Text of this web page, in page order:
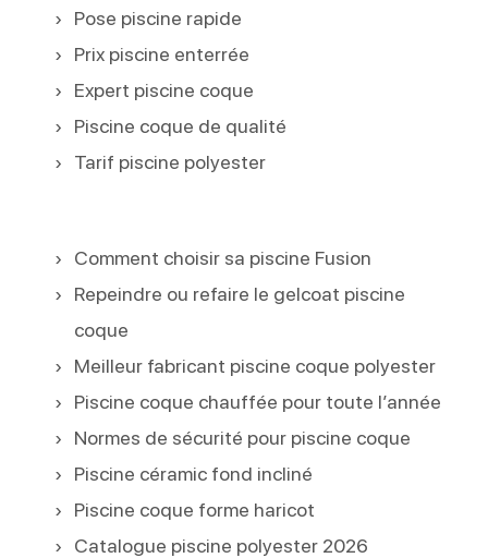
Pose piscine rapide
Prix piscine enterrée
Expert piscine coque
Piscine coque de qualité
Tarif piscine polyester
Comment choisir sa piscine Fusion
Repeindre ou refaire le gelcoat piscine
coque
Meilleur fabricant piscine coque polyester
Piscine coque chauffée pour toute l’année
Normes de sécurité pour piscine coque
Piscine céramic fond incliné
Piscine coque forme haricot
Catalogue piscine polyester 2026